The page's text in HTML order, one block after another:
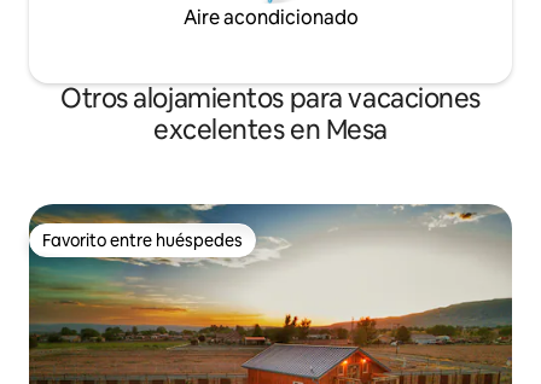
Aire acondicionado
Otros alojamientos para vacaciones
excelentes en Mesa
Favorito entre huéspedes
Favorito entre huéspedes